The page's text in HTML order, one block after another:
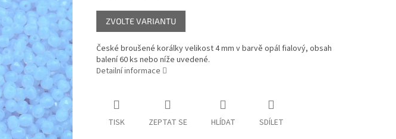
Měrná
cena:
ZVOLTE VARIANTU
České broušené korálky velikost 4 mm v barvě opál fialový, obsah
balení 60 ks nebo níže uvedené.
Detailní informace
TISK ZEPTAT SE HLÍDAT SDÍLET